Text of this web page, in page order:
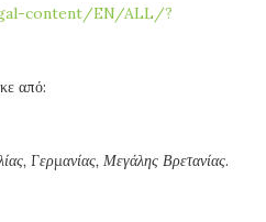
content/EN/ALL/?
από:
Γερμανίας, Μεγάλης Βρετανίας.